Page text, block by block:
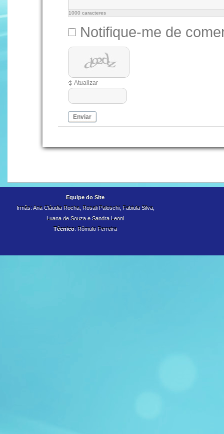
1000 caracteres
Notifique-me de
Atualizar
Enviar
Equipe do Site
Irmãs: Ana Cláudia Rocha, Rosali Paloschi, Fabiula Silva,
Luana de Souza eSandra Leoni
Técnico: Rômulo Ferreira